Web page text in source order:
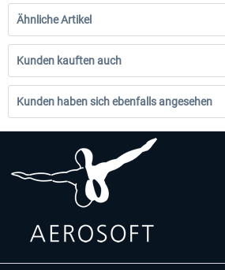
Ähnliche Artikel
Kunden kauften auch
Kunden haben sich ebenfalls angesehen